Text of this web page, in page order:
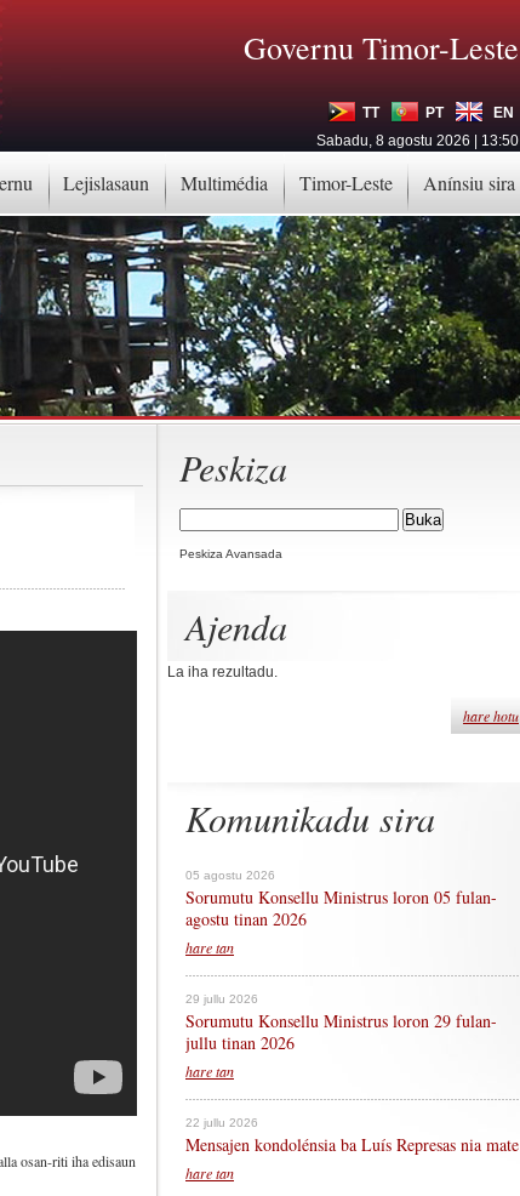
Lejislasaun Multimédia Timor-Leste Anínsiu sira
Governu Timor-Leste
TT PT
EN
Sabadu, 8 agostu 2026 | 13:50
Peskiza
Peskiza Avansada
Ajenda
La iha rezultadu.
hare hotu
Komunikadu sira
05 agostu 2026
Sorumutu Konsellu Ministrus loron 05 fulan-
agostu tinan 2026
hare tan
29 jullu 2026
Sorumutu Konsellu Ministrus loron 29 fulan-
jullu tinan 2026
hare tan
22 jullu 2026
Mensajen kondolénsia ba Luís Represas nia mate
hare tan
osan-riti iha edisaun